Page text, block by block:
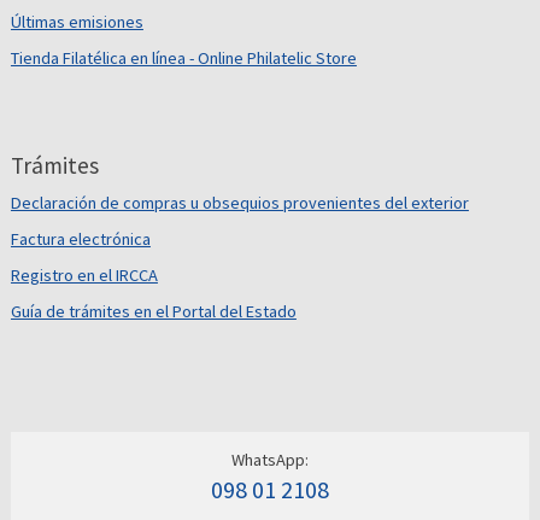
Últimas emisiones
Tienda Filatélica en línea - Online Philatelic Store
Trámites
Declaración de compras u obsequios provenientes del exterior
Factura electrónica
Registro en el IRCCA
Guía de trámites en el Portal del Estado
WhatsApp:
098 01 2108